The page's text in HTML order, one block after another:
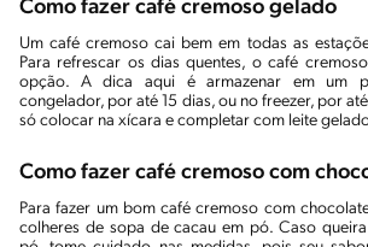
Como fazer café cremoso gelado
Um café cremoso cai bem em todas as
Para refrescar os dias quentes, o café
opção. A dica aqui é armazenar em um
congelador, por até 15 dias, ou no freezer, por
só colocar na xícara e completar com leite
Como fazer café cremoso com
Para fazer um bom café cremoso com
colheres de sopa de cacau em pó. Caso